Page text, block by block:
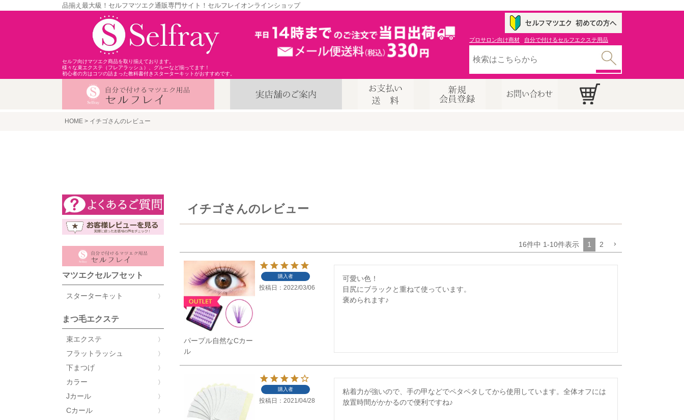
品揃え最大級！セルフマツエク通販専門サイト！セルフレイオンラインショップ
セルフ向けマツエク商品を取り揃えております。
様々な束エクステ（フレアラッシュ）、グルーなど揃ってます！
初心者の方はコツの詰まった教科書付きスターターキットがおすすめです。
プロサロン向け商材 自分で付けるセルフエクステ用品
HOME イチゴさんのレビュー
マツエクセルフセット
スターターキット
まつ毛エクステ
束エクステ
フラットラッシュ
下まつげ
カラー
Jカール
Cカール
イチゴさんのレビュー
16件中 1-10件表示 1 2
パープル自然なCカー
ル
購入者
投稿日 2022/03/06
可愛い色！
目尻にブラックと重ねて使っています。
褒められます♪
購入者
投稿日 2021/04/28
粘着力が強いので、手の甲などでペタペタしてから使用しています。全体オフには
放置時間がかかるので便利ですね♪